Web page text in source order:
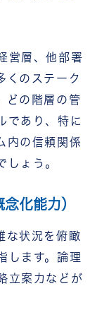
営層、他部署
くのステーク
どの階層の管
であり、特に
内の信頼関係
しょう。
化能力）
な状況を俯瞰
します。論理
立案力などが